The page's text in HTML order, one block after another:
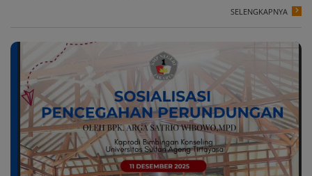
SELENGKAPNYA